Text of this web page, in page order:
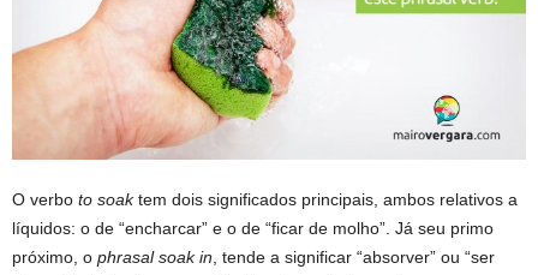
O verbo to soaktem dois significados principais, ambos relativos a
líquidos: o de “encharcar” e o de “ficar de molho”. Já seu primo
próximo, o phrasal soak in , tende a significar “absorver” ou “ser